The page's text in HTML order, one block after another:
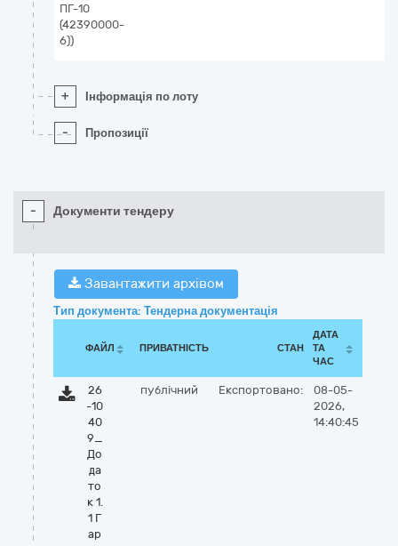
ПГ-10
(42390000-
6))
+ Інформація по лоту
- Пропозиції
- Документи тендеру
Завантажити архівом
Тип документа: Тендерна документація
ФАЙЛ ПРИВАТНІСТЬ СТАН
ДАТА
ТА
ЧАС
26
-10
40
9_
До
да
то
к 1.
1 Г
ар
публічний Експортовано:
08-05-
2026,
14:40:45